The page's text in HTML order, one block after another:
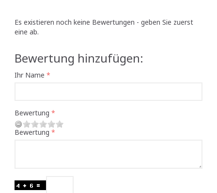
Es existieren noch keine Bewertungen - geben Sie zuerst
eine ab.
Bewertung hinzufügen:
Ihr Name
Bewertung
Bewertung